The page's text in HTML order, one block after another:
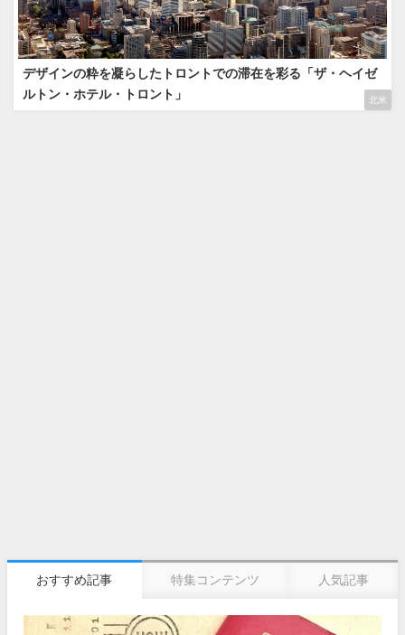
北米
デザインの粋を凝らしたトロントでの滞在を彩る「ザ・ヘイゼ
ルトン・ホテル・トロント」
おすすめ記事 特集コンテンツ 人気記事